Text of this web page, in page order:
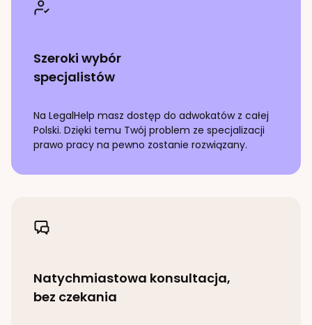
Szeroki wybór
specjalistów
Na LegalHelp masz dostęp do adwokatów z całej
Polski. Dzięki temu Twój problem ze specjalizacji
prawo pracy na pewno zostanie rozwiązany.
Natychmiastowa konsultacja,
bez czekania